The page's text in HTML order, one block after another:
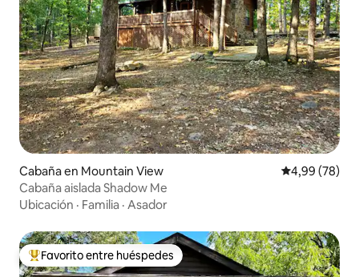
Cabaña en Mountain View Calificación
4,99 (78)
Cabaña aislada Shadow Me
Ubicación · Familia · Asador
Favorito entre los huéspedes más destacados
Favorito entre huéspedes